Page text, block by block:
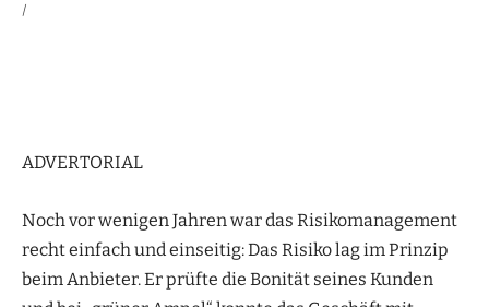
|
ADVERTORIAL
Noch vor wenigen Jahren war das Risikomanagement
recht einfach und einseitig: Das Risiko lag im Prinzip
beim Anbieter. Er prüfte die Bonität seines Kunden